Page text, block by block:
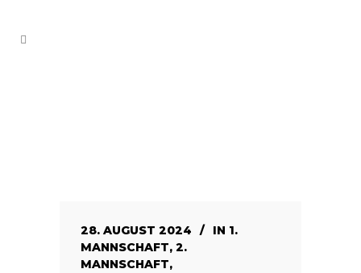
28. AUGUST 2024 IN 1.
MANNSCHAFT, 2.
MANNSCHAFT,